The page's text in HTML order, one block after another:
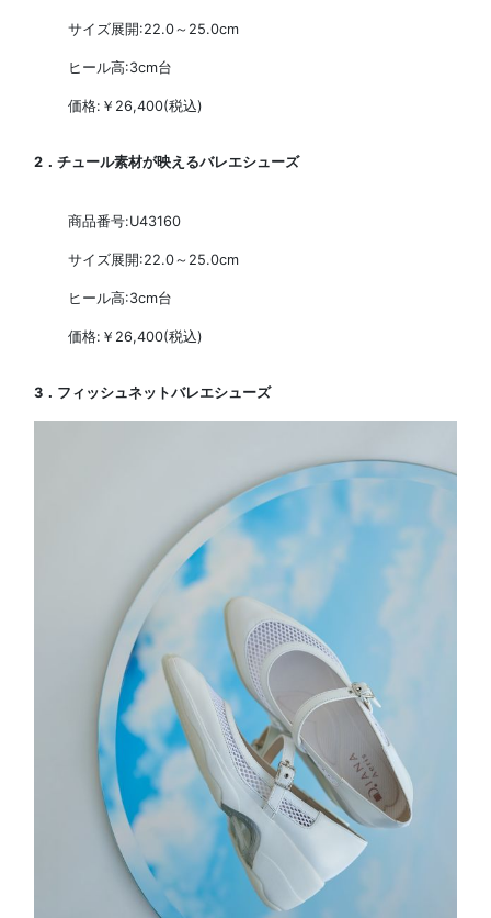
サイズ展開:22.0～25.0cm
ヒール高:3cm台
価格:￥26,400(税込)
2．チュール素材が映えるバレエシューズ
商品番号:U43160
サイズ展開:22.0～25.0cm
ヒール高:3cm台
価格:￥26,400(税込)
3．フィッシュネットバレエシューズ